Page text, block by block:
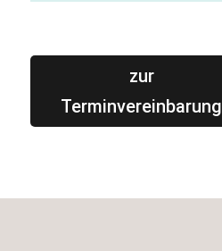
zur
Terminvereinbarung